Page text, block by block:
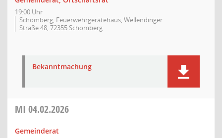
19:00 Uhr
Schömberg, Feuerwehrgerätehaus, Wellendinger
Straße 48, 72355 Schömberg
Bekanntmachung
MI 04.02.2026
Gemeinderat